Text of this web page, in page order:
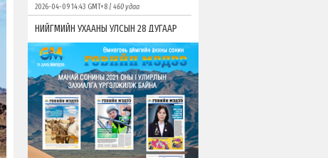
2026-04-09 14:43 GMT+8 | 460 удаа
НИЙГМИЙН УХААНЫ УЛСЫН 28 ДУГААР
ОЛИМПИАД ӨМНӨГОВЬ АЙМАГТ ЭХЭЛЛЭЭ
2026-04-08 14:40 GMT+8| 388 удаа
ЖИЖИГ, ДУНД ҮЙЛДВЭРИЙГ ХӨГЖҮҮЛЭХ
САНГААС ХӨНГӨЛӨЛТТЭЙ ЗЭЭЛ ОЛГОХ ТӨСӨЛ
ХҮЛЭЭН АВЧ ЭХЭЛЛЭЭ
2026-04-06 13:50 GMT+8| 652 удаа
“ИХ ГОВИЙН ХАВРЫН БАЯР-2026” АРГА
ХЭМЖЭЭ БОЛЛОО